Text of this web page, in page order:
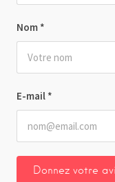
Nom *
E-mail *